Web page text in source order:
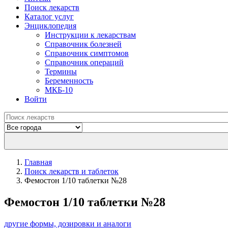
Поиск лекарств
Каталог услуг
Энциклопедия
Инструкции к лекарствам
Справочник болезней
Справочник симптомов
Справочник операций
Термины
Беременность
МКБ-10
Войти
Главная
Поиск лекарств и таблеток
Фемостон 1/10 таблетки №28
Фемостон 1/10 таблетки №28
другие формы, дозировки и аналоги